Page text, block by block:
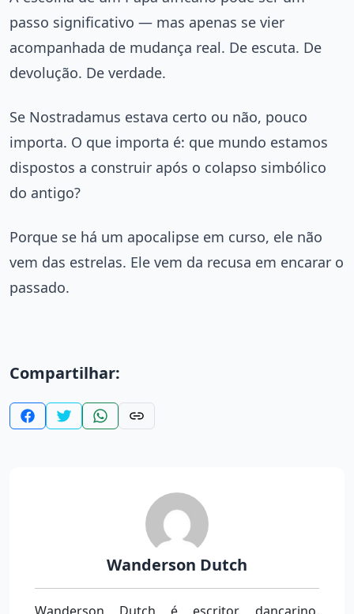
passo significativo — mas apenas se vier
acompanhada de mudança real. De escuta. De
devolução. De verdade.
Se Nostradamus estava certo ou não, pouco
importa. O que importa é: que mundo estamos
dispostos a construir após o colapso simbólico
do antigo?
Porque se há um apocalipse em curso, ele não
vem das estrelas. Ele vem da recusa em encarar o
passado.
Compartilhar:
Wanderson Dutch